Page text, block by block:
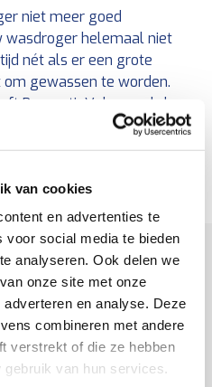
van cookies
en advertenties te
voor social media te bieden
analyseren. Ook delen we
onze site met onze
en analyse. Deze
combineren met andere
verstrekt of die ze hebben
van hun services.
niet meer goed
helemaal niet
nét als er een grote
gewassen te worden.
ReparatieVakman.nl de
voor de regio
één van onze
Selecteer jouw
doen wij natuurlijk ook